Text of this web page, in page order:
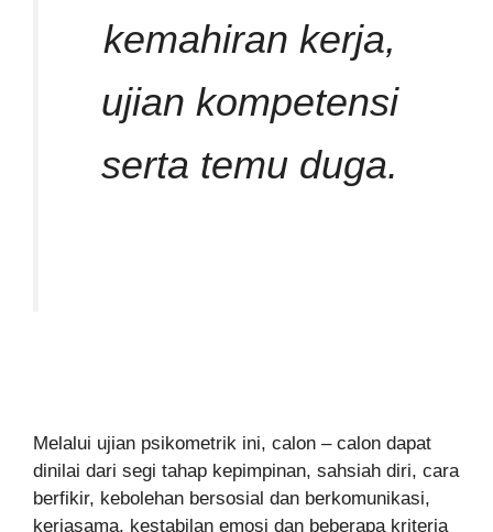
kemahiran kerja,
ujian kompetensi
serta temu duga.
Melalui ujian psikometrik ini, calon – calon dapat
dinilai dari segi tahap kepimpinan, sahsiah diri, cara
berfikir, kebolehan bersosial dan berkomunikasi,
kerjasama, kestabilan emosi dan beberapa kriteria